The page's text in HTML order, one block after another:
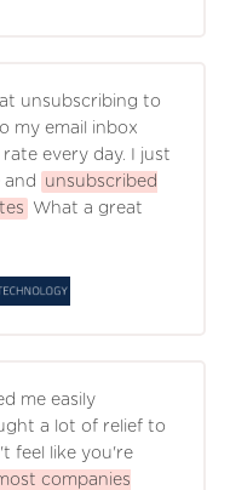
unsubscribing to
my email inbox
every day. I just
and
unsubscribed
What a great
me easily
a lot of relief to
feel like you're
companies